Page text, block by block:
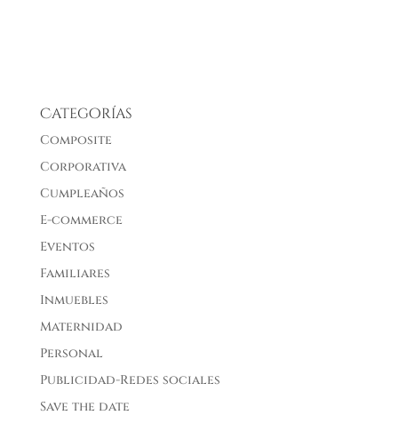
Categorías
Composite
Corporativa
Cumpleaños
E-commerce
Eventos
Familiares
Inmuebles
Maternidad
Personal
Publicidad-Redes sociales
Save the date